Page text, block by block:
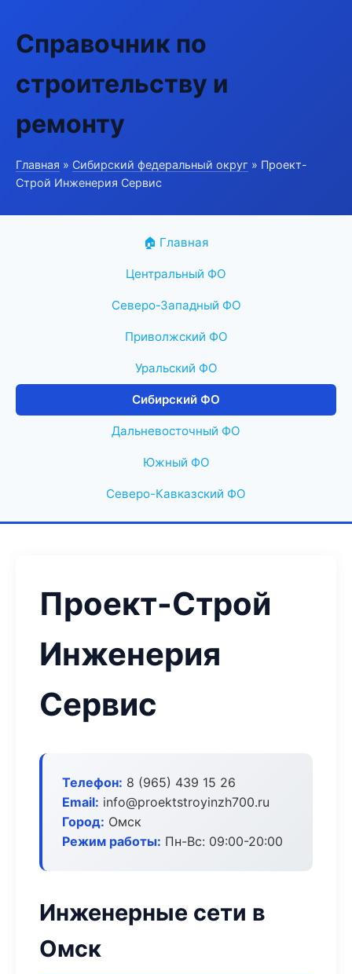
Справочник по
строительству и
ремонту
Главная » Сибирский федеральный округ » Проект-
Строй Инженерия Сервис
🏠 Главная
Центральный ФО
Северо-Западный ФО
Приволжский ФО
Уральский ФО
Сибирский ФО
Дальневосточный ФО
Южный ФО
Северо-Кавказский ФО
Проект-Строй
Инженерия
Сервис
Телефон: 8 (965) 439 15 26
Email: info@proektstroyinzh700.ru
Город: Омск
Режим работы: Пн-Вс: 09:00-20:00
Инженерные сети в
Омск